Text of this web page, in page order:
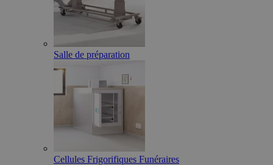
Salle de préparation
Cellules Frigorifiques Funéraires